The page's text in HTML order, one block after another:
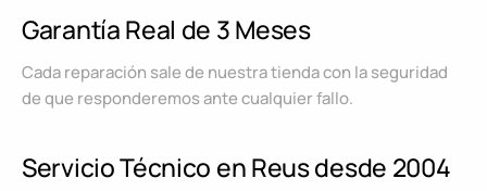
Garantía Real de 3 Meses
Cada reparación sale de nuestra tienda con la seguridad
de que responderemos ante cualquier fallo.
Servicio Técnico en Reus desde 2004